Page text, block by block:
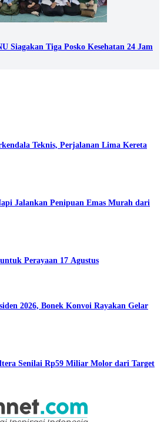
Siagakan Tiga Posko Kesehatan 24 Jam
Teknis, Perjalanan Lima Kereta
Jalankan Penipuan Emas Murah dari
Perayaan 17 Agustus
2026, Bonek Konvoi Rayakan Gelar
Senilai Rp59 Miliar Molor dari Target